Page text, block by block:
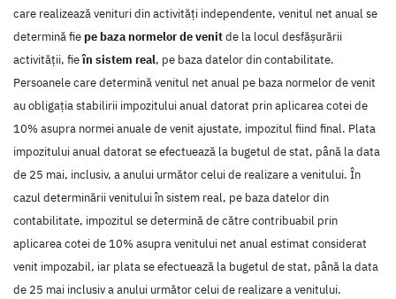
care realizează venituri din activități independente, venitul net anual se
determină fiepe baza normelor de venitde la locul desfășurării
activității, fieîn sistem real, pe baza datelor din contabilitate.
Persoanele care determină venitul net anual pe baza normelor de venit
au obligația stabilirii impozitului anual datorat prin aplicarea cotei de
10% asupra normei anuale de venit ajustate, impozitul fiind final. Plata
impozitului anual datorat se efectuează la bugetul de stat, până la data
de 25 mai, inclusiv, a anului următor celui de realizare a venitului. În
cazul determinării venitului în sistem real, pe baza datelor din
contabilitate, impozitul se determină de către contribuabil prin
aplicarea cotei de 10% asupra venitului net anual estimat considerat
venit impozabil, iar plata se efectuează la bugetul de stat, până la data
de 25 mai inclusiv a anului următor celui de realizare a venitului.